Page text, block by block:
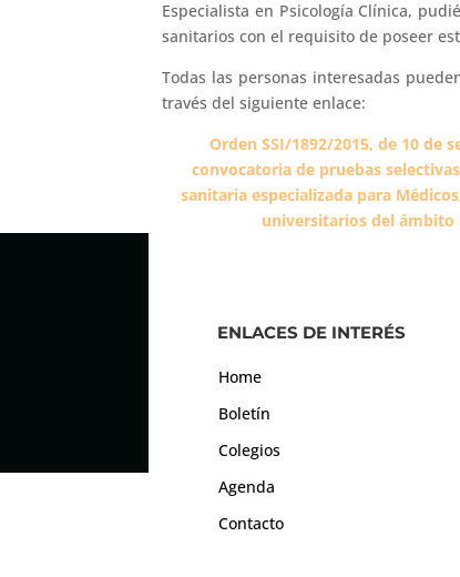
Especialista en Psicología Clínica,
sanitarios con el requisito de poseer
Todas las personas interesadas
través del siguiente enlace:
Orden SSI/1892/2015, de 10 de
convocatoria de pruebas
sanitaria especializada para
universitarios del ámbito
ENLACES DE INTERÉS
Home
Boletín
Colegios
Agenda
Contacto